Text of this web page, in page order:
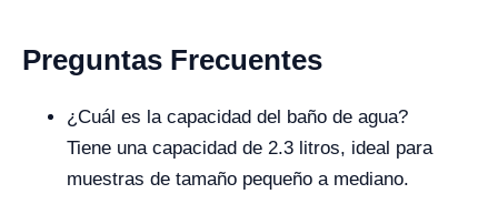
Preguntas Frecuentes
¿Cuál es la capacidad del baño de agua?
Tiene una capacidad de 2.3 litros, ideal para
muestras de tamaño pequeño a mediano.